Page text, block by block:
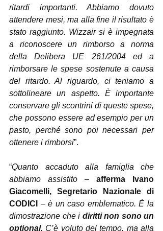
ritardi importanti. Abbiamo dovuto
attendere mesi, ma alla fine il risultato è
stato raggiunto. Wizzair si è impegnata
a riconoscere un rimborso a norma
della Delibera UE 261/2004 ed a
rimborsare le spese sostenute a causa
del ritardo. Al riguardo, ci teniamo a
sottolineare un aspetto. È importante
conservare gli scontrini di queste spese,
che possono essere ad esempio per un
pasto, perché sono poi necessari per
ottenere i rimborsi”.
“Quanto accaduto alla famiglia che
abbiamo assistito – afferma Ivano
Giacomelli, Segretario Nazionale di
CODICI – è un caso emblematico. È la
dimostrazione che i diritti non sono un
optional. C’è voluto del tempo, ma alla